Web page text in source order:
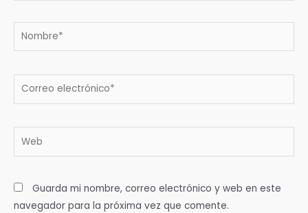
Nombre*
Correo
Web
Guarda mi nombre, correo electrónico y web en este
navegador para la próxima vez que comente.